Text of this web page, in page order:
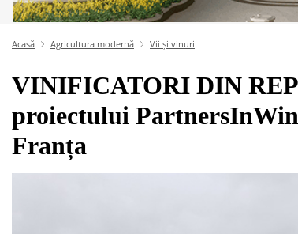
Acasă Agricultura modernă Vii și vinuri
VINIFICATORI DIN
proiectului
Franța